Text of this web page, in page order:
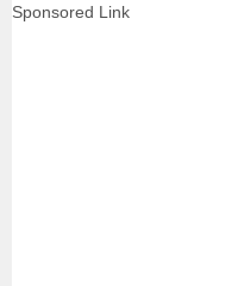
Sponsored Link